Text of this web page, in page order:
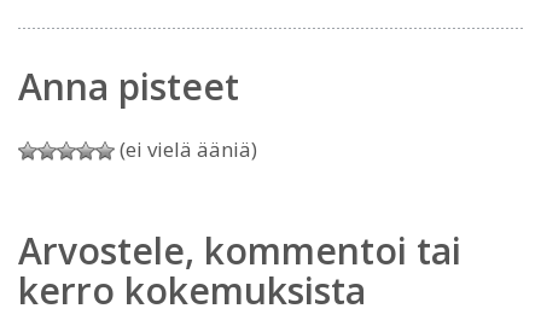
Anna pisteet
(ei vielä ääniä)
Arvostele, kommentoi tai
kerro kokemuksista